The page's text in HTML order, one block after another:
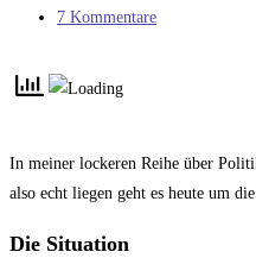
Kategorie:
Beitrags-
7 Kommentare
In meiner lockeren Reihe über
also echt liegen geht es heute um
Die Situation